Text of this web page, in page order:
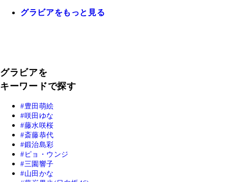
グラビアをもっと見る
グラビアを
キーワードで探す
豊田萌絵
咲田ゆな
藤水咲桜
斎藤恭代
鍛治島彩
ピョ・ウンジ
三園響子
山田かな